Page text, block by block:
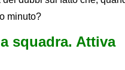
minuto?
squadra. Attiva